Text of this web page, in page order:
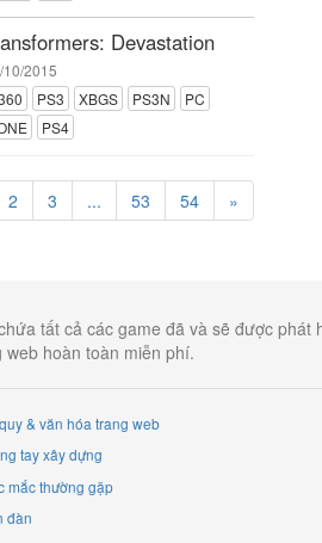
Devastation
10/2015
PS3 XBGS PS3N
PC
PS4
2 3 ... 53 54 »
tất cả các game đã và sẽ được
hoàn toàn miễn phí.
& văn hóa trang web
tay xây dựng
mắc thường gặp
đàn